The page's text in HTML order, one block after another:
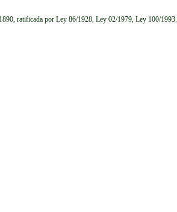
ratificada por Ley 86/1928, Ley 02/1979, Ley 100/1993.